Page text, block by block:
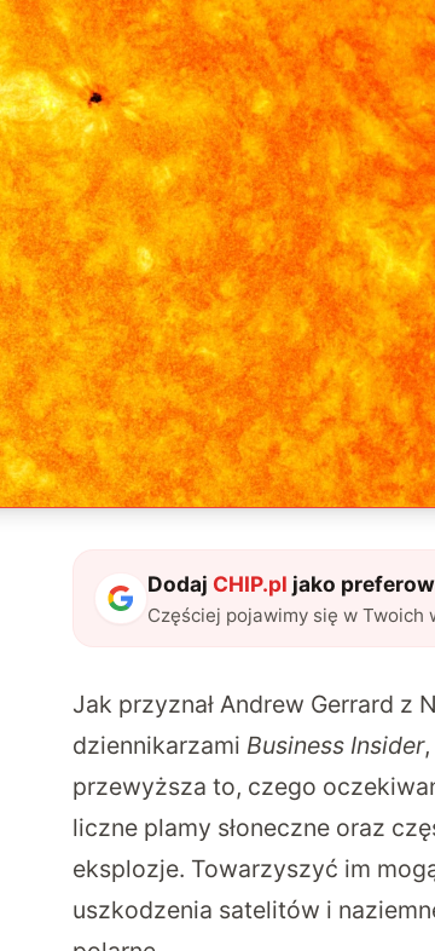
Dodaj CHIP.pl jako
Częściej pojawimy się w Twoich
Jak przyznał Andrew Gerrard z
dziennikarzami Business Insider
przewyższa to, czego
liczne plamy słoneczne oraz
eksplozje. Towarzyszyć im
uszkodzenia satelitów i